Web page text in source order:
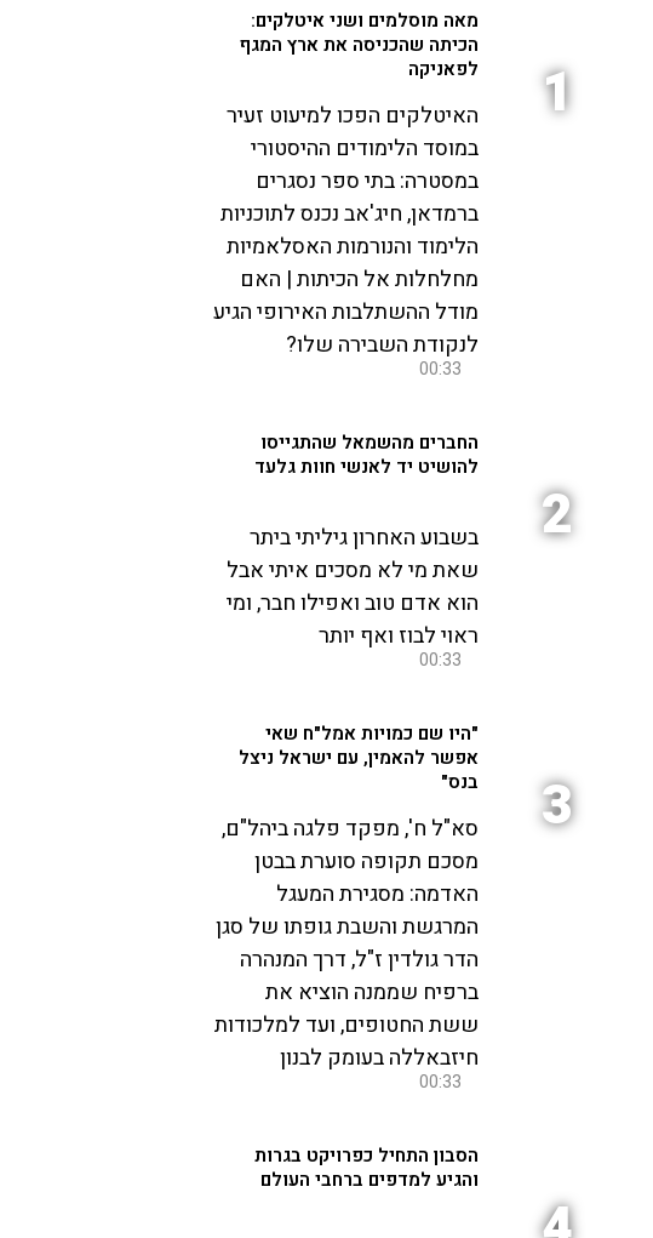
1
מאה מוסלמים ושני איטלקים:
הכיתה שהכניסה את ארץ המגף
לפאניקה
האיטלקים הפכו למיעוט זעיר
במוסד הלימודים ההיסטורי
במסטרה: בתי ספר נסגרים
ברמדאן, חיג'אב נכנס לתוכניות
הלימוד והנורמות האסלאמיות
מחלחלות אל הכיתות | האם
מודל ההשתלבות האירופי הגיע
לנקודת השבירה שלו?
00:33
2
החברים מהשמאל שהתגייסו
להושיט יד לאנשי חוות גלעד
בשבוע האחרון גיליתי ביתר
שאת מי לא מסכים איתי אבל
הוא אדם טוב ואפילו חבר, ומי
ראוי לבוז ואף יותר
00:33
3
"היו שם כמויות אמל"ח שאי
אפשר להאמין, עם ישראל ניצל
בנס"
סא"ל ח', מפקד פלגה ביהל"ם,
מסכם תקופה סוערת בבטן
האדמה: מסגירת המעגל
המרגשת והשבת גופתו של סגן
הדר גולדין ז"ל, דרך המנהרה
ברפיח שממנה הוציא את
ששת החטופים, ועד למלכודות
חיזבאללה בעומק לבנון
00:33
הסבון התחיל כפרויקט בגרות
והגיע למדפים ברחבי העולם